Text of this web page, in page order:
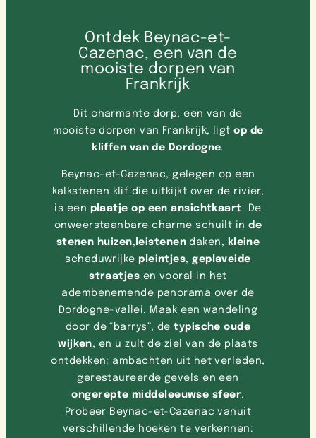
Ontdek Beynac-et-
Cazenac, een van de
mooiste dorpen van
Frankrijk
Dit charmante dorp, een van de
mooiste dorpen van Frankrijk, ligtop de
kliffen van de Dordogne.
Beynac-et-Cazenac, gelegen op een
kalkstenen klif die uitkijkt over de rivier,
is een plaatje op een ansichtkaart. De
onweerstaanbare charme schuilt inde
stenen huizen, leistenen daken,
kleine
schaduwrijkepleintjes,geplaveide
straatjes en vooral in het
adembenemende panorama over de
Dordogne-vallei. Maak een wandeling
door de “barrys”, detypische oude
wijken, en u zult de ziel van de plaats
ontdekken: ambachten uit het verleden,
gerestaureerde gevels en een
ongerepte middeleeuwse sfeer.
Probeer Beynac-et-Cazenac vanuit
verschillende hoeken te verkennen: